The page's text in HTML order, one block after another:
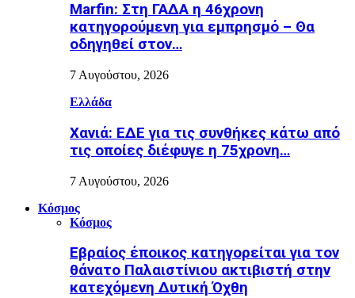
Marfin: Στη ΓΑΔΑ η 46χρονη
κατηγορούμενη για εμπρησμό – Θα
οδηγηθεί στον…
7 Αυγούστου, 2026
Ελλάδα
Χανιά: ΕΔΕ για τις συνθήκες κάτω από
τις οποίες διέφυγε η 75χρονη…
7 Αυγούστου, 2026
Κόσμος
Κόσμος
Εβραίος έποικος κατηγορείται για τον
θάνατο Παλαιστίνιου ακτιβιστή στην
κατεχόμενη Δυτική Όχθη